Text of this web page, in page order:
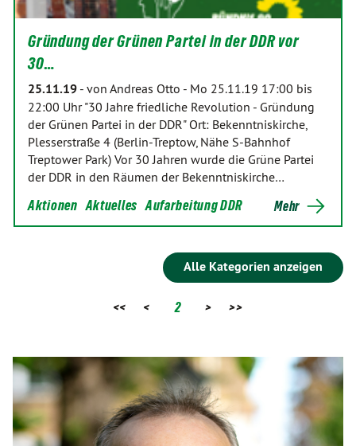
Gründung der Grünen Partei in der DDR vor
30…
25.11.19 - von Andreas Otto - Mo 25.11.19 17:00 bis
22:00 Uhr "30 Jahre friedliche Revolution - Gründung
der Grünen Partei in der DDR" Ort: Bekenntniskirche,
Plesserstraße 4 (Berlin-Treptow, Nähe S-Bahnhof
Treptower Park) Vor 30 Jahren wurde die Grüne Partei
der DDR in den Räumen der Bekenntniskirche…
Aktionen Aktuelles Aufarbeitung DDR Mehr
Alle Kategorien anzeigen
<< < 2 > >>